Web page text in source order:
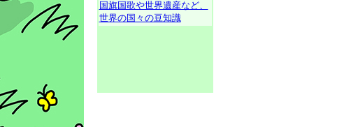
国旗国歌や世界遺産など、
世界の国々の豆知識